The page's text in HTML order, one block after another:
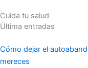
Cuida tu salud
Última entradas
Cómo dejar el
mereces